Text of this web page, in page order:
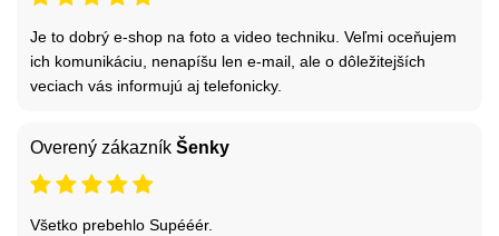
Je to dobrý e-shop na foto a video techniku. Veľmi oceňujem
ich komunikáciu, nenapíšu len e-mail, ale o dôležitejších
veciach vás informujú aj telefonicky.
Overený zákazník Šenky
Všetko prebehlo Supééér.